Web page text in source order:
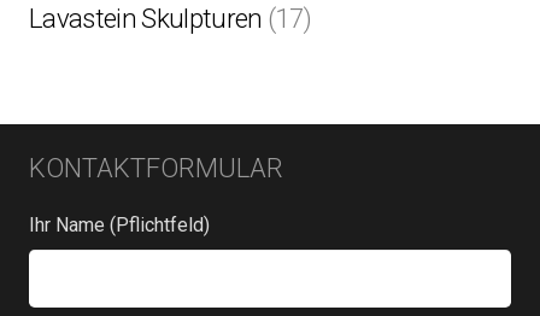
Lavastein Skulpturen (17)
KONTAKTFORMULAR
Ihr Name (Pflichtfeld)